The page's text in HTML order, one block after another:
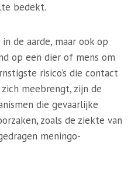
bedekt.
de aarde, maar ook op
op een dier of mens om
risico’s die contact
meebrengt, zijn de
die gevaarlijke
zoals de ziekte van
meningo-